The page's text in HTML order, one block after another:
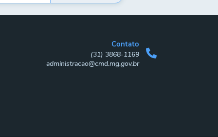
Contato
(31) 3868-1169
administracao@cmd.mg.gov.br